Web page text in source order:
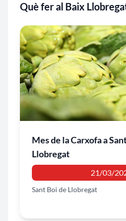
Què fer al Baix
Mes de la Carxofa a
Llobregat
21/03/
Sant Boi de Llobregat